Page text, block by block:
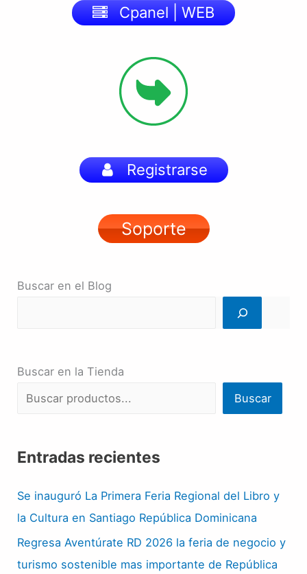
Cpanel | WEB
Registrarse
Soporte
Buscar en el Blog
Buscar en la Tienda
Buscar
Entradas recientes
Se inauguró La Primera Feria Regional del Libro y
la Cultura en Santiago República Dominicana
Regresa Aventúrate RD 2026 la feria de negocio y
turismo sostenible mas importante de República